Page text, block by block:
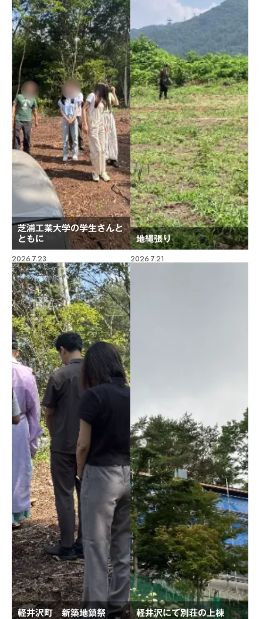
芝浦工業大学の学生さんと
ともに 地縄張り
2026.7.23
軽井沢町 新築地鎮祭
2026.7.21
軽井沢にて別荘の上棟